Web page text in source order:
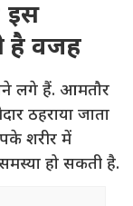
इस
है वजह
लगे हैं. आमतौर
ठहराया जाता
शरीर में
हो सकती है.